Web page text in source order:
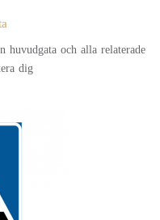
och alla relaterade
dig